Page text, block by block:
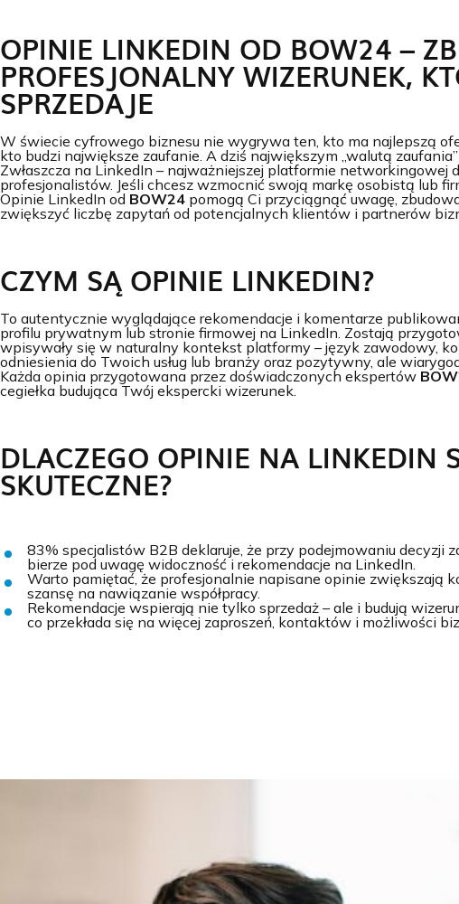
OPINIE LINKEDIN OD BOW24 –
PROFESJONALNY WIZERUNEK,
SPRZEDAJE
W świecie cyfrowego biznesu nie wygrywa ten, kto ma najlepszą
kto budzi największe zaufanie. A dziś największym „walutą
Zwłaszcza na LinkedIn – najważniejszej platformie networkingowej
profesjonalistów. Jeśli chcesz wzmocnić swoją markę osobistą lub
Opinie LinkedIn od BOW24 pomogą Ci przyciągnąć uwagę,
zwiększyć liczbę zapytań od potencjalnych klientów i partnerów
CZYM SĄ OPINIE LINKEDIN?
To autentycznie wyglądające rekomendacje i komentarze
profilu prywatnym lub stronie firmowej na LinkedIn. Zostają
wpisywały się w naturalny kontekst platformy – język zawodowy,
odniesienia do Twoich usług lub branży oraz pozytywny, ale
Każda opinia przygotowana przez doświadczonych ekspertów
cegiełka budująca Twój ekspercki wizerunek.
DLACZEGO OPINIE NA LINKEDIN
SKUTECZNE?
83% specjalistów B2B deklaruje, że przy podejmowaniu decyzji
bierze pod uwagę widoczność i rekomendacje na LinkedIn.
Warto pamiętać, że profesjonalnie napisane opinie zwiększają
szansę na nawiązanie współpracy.
Rekomendacje wspierają nie tylko sprzedaż – ale i budują
co przekłada się na więcej zaproszeń, kontaktów i możliwości